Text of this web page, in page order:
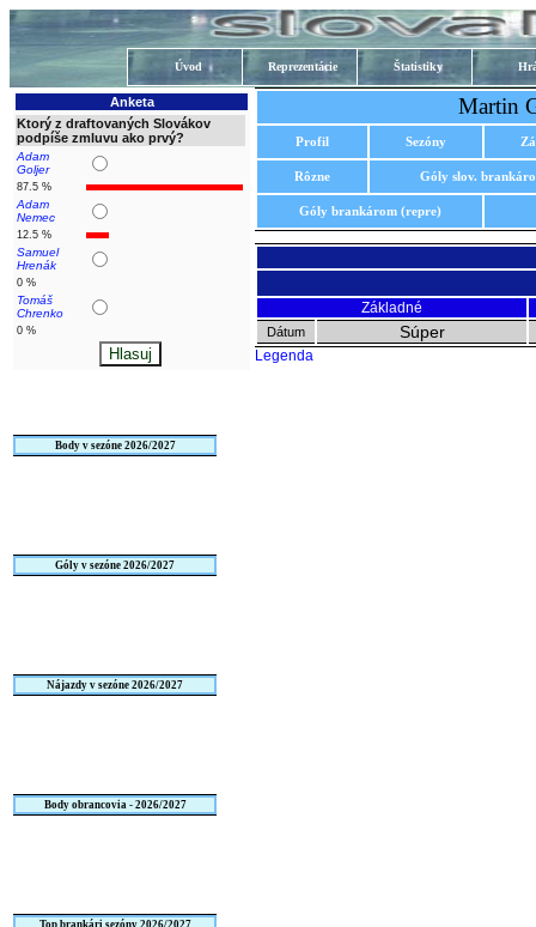
Úvod Reprezentácie Štatistiky
Anketa
Ktorý z draftovaných Slovákov
podpíše zmluvu ako prvý?
Adam
Goljer
87.5 %
Adam
Nemec
12.5 %
Samuel
Hrenák
0 %
Tomáš
Chrenko
0 %
Body v sezóne 2026/2027
Góly v sezóne 2026/2027
Nájazdy v sezóne 2026/2027
Body obrancovia - 2026/2027
Top brankári sezóny 2026/2027
Martin
Profil Sezóny
Rôzne Góly slov.
Góly brankárom (repre)
Základné
Dátum Súper
Legenda